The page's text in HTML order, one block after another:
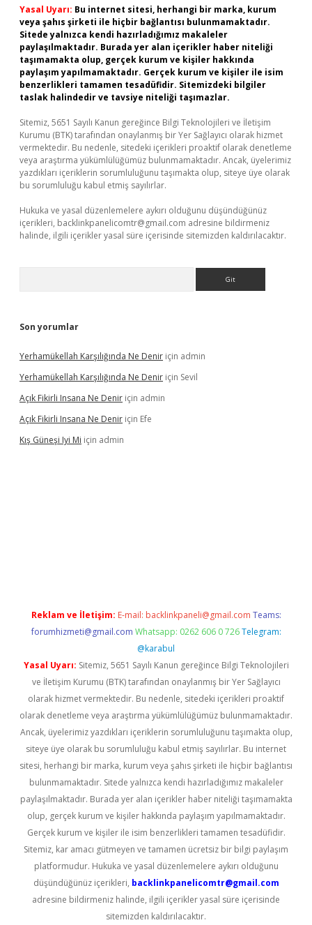
Yasal Uyarı: Bu internet sitesi, herhangi bir marka, kurum
veya şahıs şirketi ile hiçbir bağlantısı bulunmamaktadır.
Sitede yalnızca kendi hazırladığımız makaleler
paylaşılmaktadır. Burada yer alan içerikler haber niteliği
taşımamakta olup, gerçek kurum ve kişiler hakkında
paylaşım yapılmamaktadır. Gerçek kurum ve kişiler ile isim
benzerlikleri tamamen tesadüfidir. Sitemizdeki bilgiler
taslak halindedir ve tavsiye niteliği taşımazlar.
Sitemiz, 5651 Sayılı Kanun gereğince Bilgi Teknolojileri ve İletişim
Kurumu (BTK) tarafından onaylanmış bir Yer Sağlayıcı olarak hizmet
vermektedir. Bu nedenle, sitedeki içerikleri proaktif olarak denetleme
veya araştırma yükümlülüğümüz bulunmamaktadır. Ancak, üyelerimiz
yazdıkları içeriklerin sorumluluğunu taşımakta olup, siteye üye olarak
bu sorumluluğu kabul etmiş sayılırlar.
Hukuka ve yasal düzenlemelere aykırı olduğunu düşündüğünüz
içerikleri, backlinkpanelicomtr@gmail.com adresine bildirmeniz
halinde, ilgili içerikler yasal süre içerisinde sitemizden kaldırılacaktır.
Son yorumlar
Yerhamükellah Karşılığında Ne Denir için admin
Yerhamükellah Karşılığında Ne Denir için Sevil
Açık Fikirli Insana Ne Denir için admin
Açık Fikirli Insana Ne Denir için Efe
Kış Güneşi Iyi Mi için admin
Reklam ve İletişim: E-mail: backlinkpaneli@gmail.com Teams:
forumhizmeti@gmail.com Whatsapp: 0262 606 0 726 Telegram:
@karabul
Yasal Uyarı: Sitemiz, 5651 Sayılı Kanun gereğince Bilgi Teknolojileri
ve İletişim Kurumu (BTK) tarafından onaylanmış bir Yer Sağlayıcı
olarak hizmet vermektedir. Bu nedenle, sitedeki içerikleri proaktif
olarak denetleme veya araştırma yükümlülüğümüz bulunmamaktadır.
Ancak, üyelerimiz yazdıkları içeriklerin sorumluluğunu taşımakta olup,
siteye üye olarak bu sorumluluğu kabul etmiş sayılırlar. Bu internet
sitesi, herhangi bir marka, kurum veya şahıs şirketi ile hiçbir bağlantısı
bulunmamaktadır. Sitede yalnızca kendi hazırladığımız makaleler
paylaşılmaktadır. Burada yer alan içerikler haber niteliği taşımamakta
olup, gerçek kurum ve kişiler hakkında paylaşım yapılmamaktadır.
Gerçek kurum ve kişiler ile isim benzerlikleri tamamen tesadüfidir.
Sitemiz, kar amacı gütmeyen ve tamamen ücretsiz bir bilgi paylaşım
platformudur. Hukuka ve yasal düzenlemelere aykırı olduğunu
düşündüğünüz içerikleri, backlinkpanelicomtr@gmail.com
adresine bildirmeniz halinde, ilgili içerikler yasal süre içerisinde
sitemizden kaldırılacaktır.